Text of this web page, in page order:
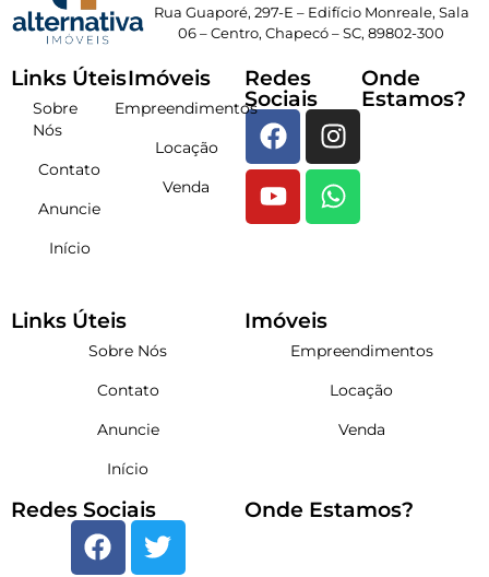
Rua Guaporé, 297-E – Edifício Monreale, Sala
06 – Centro, Chapecó – SC, 89802-300
Links Úteis
Sobre
Nós
Contato
Anuncie
Início
Imóveis
Empreendimentos
Locação
Venda
Redes
Sociais
Onde
Estamos?
Links Úteis
Sobre Nós
Contato
Anuncie
Início
Imóveis
Empreendimentos
Locação
Venda
Redes Sociais Onde Estamos?